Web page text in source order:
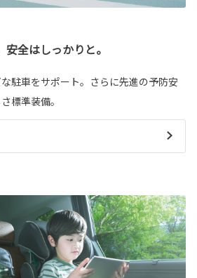
全はしっかりと。
駐車をサポート。さらに先進の予防安
標準装備。